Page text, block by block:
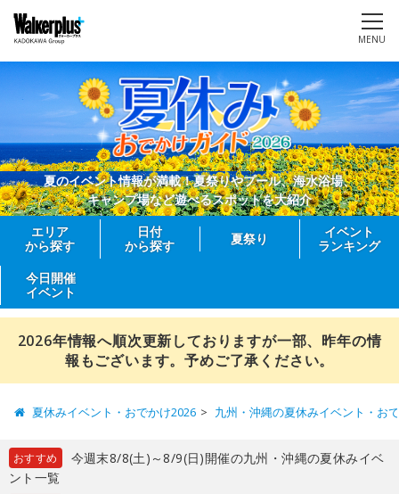
MENU
夏のイベント情報が満載！夏祭りやプール、海水浴場、
キャンプ場など遊べるスポットを大紹介
エリア
から探す
日付
から探す
夏祭り
イベント
ランキング
今日開催
イベント
2026年情報へ順次更新しておりますが一部、昨年の情
報もございます。予めご了承ください。
夏休みイベント・おでかけ2026 九州・沖縄の夏休みイベント・お
おすすめ
今週末8/8(土)～8/9(日)開催の九州・沖縄の夏休みイベ
ント一覧